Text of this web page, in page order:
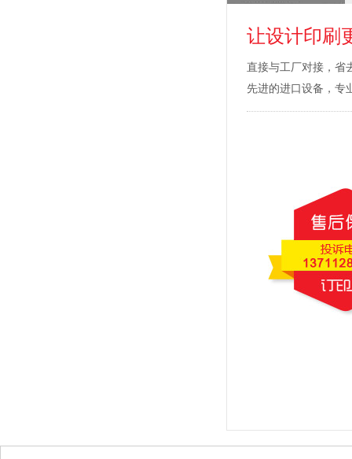
让设计印刷
直接与工厂对接，省
先进的进口设备，专